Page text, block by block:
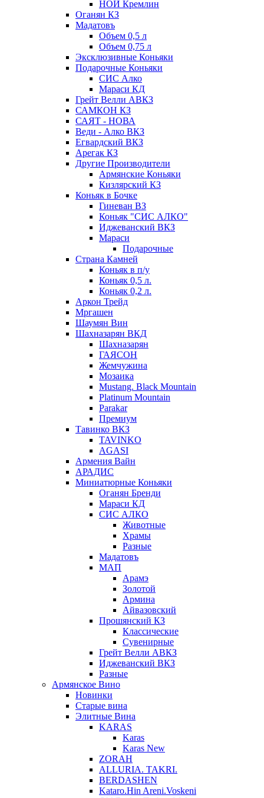
НОЙ Кремлин
Оганян КЗ
Мадатовъ
Объем 0,5 л
Объем 0,75 л
Эксклюзивные Коньяки
Подарочные Коньяки
СИС Алко
Мараси КД
Грейт Велли АВКЗ
САМКОН КЗ
САЯТ - НОВА
Веди - Алко ВКЗ
Егвардский ВКЗ
Арегак КЗ
Другие Производители
Армянские Коньяки
Кизлярский КЗ
Коньяк в Бочке
Гиневан ВЗ
Коньяк "СИС АЛКО"
Иджеванский ВКЗ
Мараси
Подарочные
Страна Камней
Коньяк в п/у
Коньяк 0,5 л.
Коньяк 0,2 л.
Аркон Трейд
Мргашен
Шаумян Вин
Шахназарян ВКД
Шахназарян
ГАЯСОН
Жемчужина
Мозаика
Mustang. Black Mountain
Platinum Mountain
Parakar
Премиум
Тавинко ВКЗ
TAVINKO
AGASI
Армения Вайн
АРАДИС
Миниатюрные Коньяки
Оганян Бренди
Мараси КД
СИС АЛКО
Животные
Храмы
Разные
Мадатовъ
МАП
Арамэ
Золотой
Армина
Айвазовский
Прошянский КЗ
Классические
Сувенирные
Грейт Велли АВКЗ
Иджеванский ВКЗ
Разные
Армянское Вино
Новинки
Старые вина
Элитные Вина
KARAS
Karas
Karas New
ZORAH
ALLURIA. TAKRI.
BERDASHEN
Kataro.Hin Areni.Voskeni